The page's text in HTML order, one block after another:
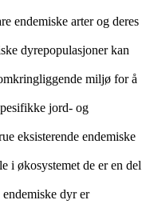
endemiske arter og deres
dyrepopulasjoner kan
miljø for å
jord- og
eksisterende endemiske
i økosystemet de er en del
dyr er